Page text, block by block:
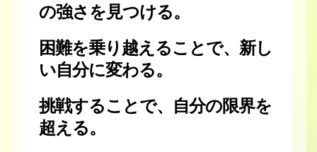
の強さを見つける。
困難を乗り越えることで、新し
い自分に変わる。
挑戦することで、自分の限界を
超える。